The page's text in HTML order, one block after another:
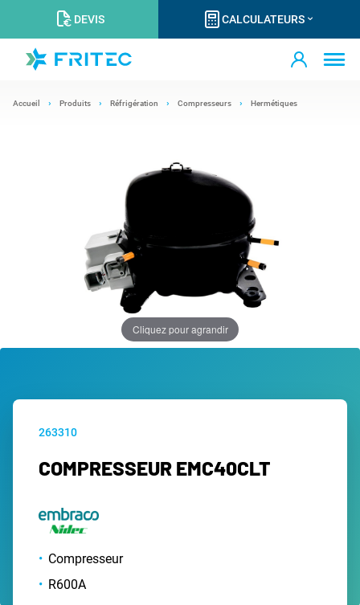
DEVIS CALCULATEURS
Accueil Produits Réfrigération Compresseurs Hermétiques
Cliquez pour agrandir
263310
COMPRESSEUR EMC40CLT
Compresseur
R600A